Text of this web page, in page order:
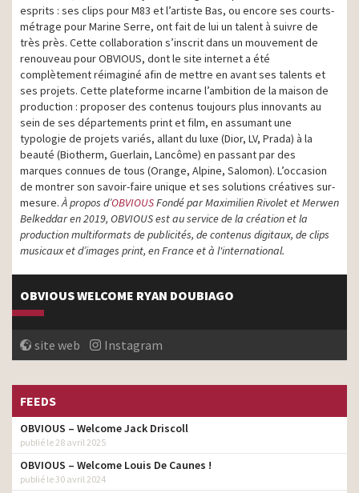
esprits : ses clips pour M83 et l’artiste Bas, ou encore ses courts-
métrage pour Marine Serre, ont fait de lui un talent à suivre de
très près. Cette collaboration s’inscrit dans un mouvement de
renouveau pour OBVIOUS, dont le site internet a été
complètement réimaginé afin de mettre en avant ses talents et
ses projets. Cette plateforme incarne l’ambition de la maison de
production : proposer des contenus toujours plus innovants au
sein de ses départements print et film, en assumant une
typologie de projets variés, allant du luxe (Dior, LV, Prada) à la
beauté (Biotherm, Guerlain, Lancôme) en passant par des
marques connues de tous (Orange, Alpine, Salomon). L’occasion
de montrer son savoir-faire unique et ses solutions créatives sur-
mesure.À propos d’OBVIOUSFondé par Maximilien Rivolet et Merwen
Belkeddar en 2019, OBVIOUS est au service de la création et la
production multiformats de publicités, de contenus digitaux, de clips
musicaux et d’images print, en France et à l'international.
OBVIOUS WELCOME RYAN DOUBIAGO
site web Instagram
FEEDS
OBVIOUS – Welcome Jack Driscoll
publié le 28 avril 2025
OBVIOUS – Welcome Louis De Caunes !
publié le 30 avril 2024